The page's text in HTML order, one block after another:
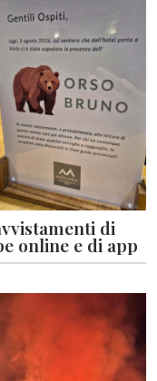
di
online e di app